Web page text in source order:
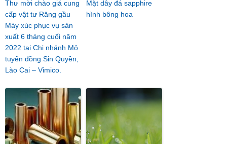
Thư mời chào giá cung
cấp vật tư Răng gầu
Máy xúc phục vụ sản
xuất 6 tháng cuối năm
2022 tại Chi nhánh Mỏ
tuyển đồng Sin Quyền,
Lào Cai – Vimico.
Mặt dây đá sapphire
hình bông hoa